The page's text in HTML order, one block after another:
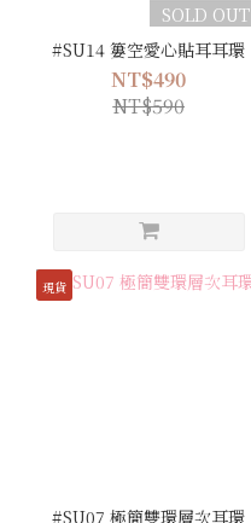
SOLD OUT
#SU14 簍空愛心貼耳耳環
NT$490
NT$590
現貨
#SU07 極簡雙環層次耳環